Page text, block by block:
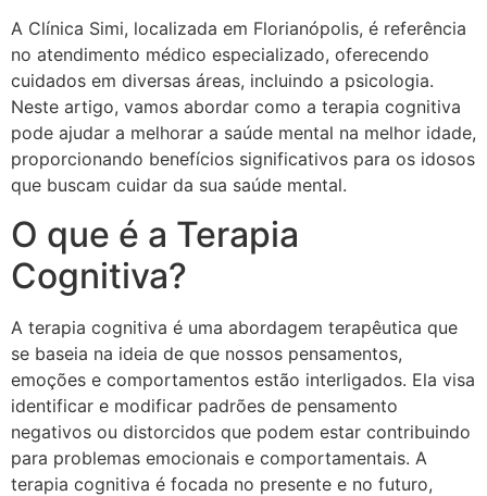
A Clínica Simi, localizada em Florianópolis, é referência
no atendimento médico especializado, oferecendo
cuidados em diversas áreas, incluindo a psicologia.
Neste artigo, vamos abordar como a terapia cognitiva
pode ajudar a melhorar a saúde mental na melhor idade,
proporcionando benefícios significativos para os idosos
que buscam cuidar da sua saúde mental.
O que é a Terapia
Cognitiva?
A terapia cognitiva é uma abordagem terapêutica que
se baseia na ideia de que nossos pensamentos,
emoções e comportamentos estão interligados. Ela visa
identificar e modificar padrões de pensamento
negativos ou distorcidos que podem estar contribuindo
para problemas emocionais e comportamentais. A
terapia cognitiva é focada no presente e no futuro,